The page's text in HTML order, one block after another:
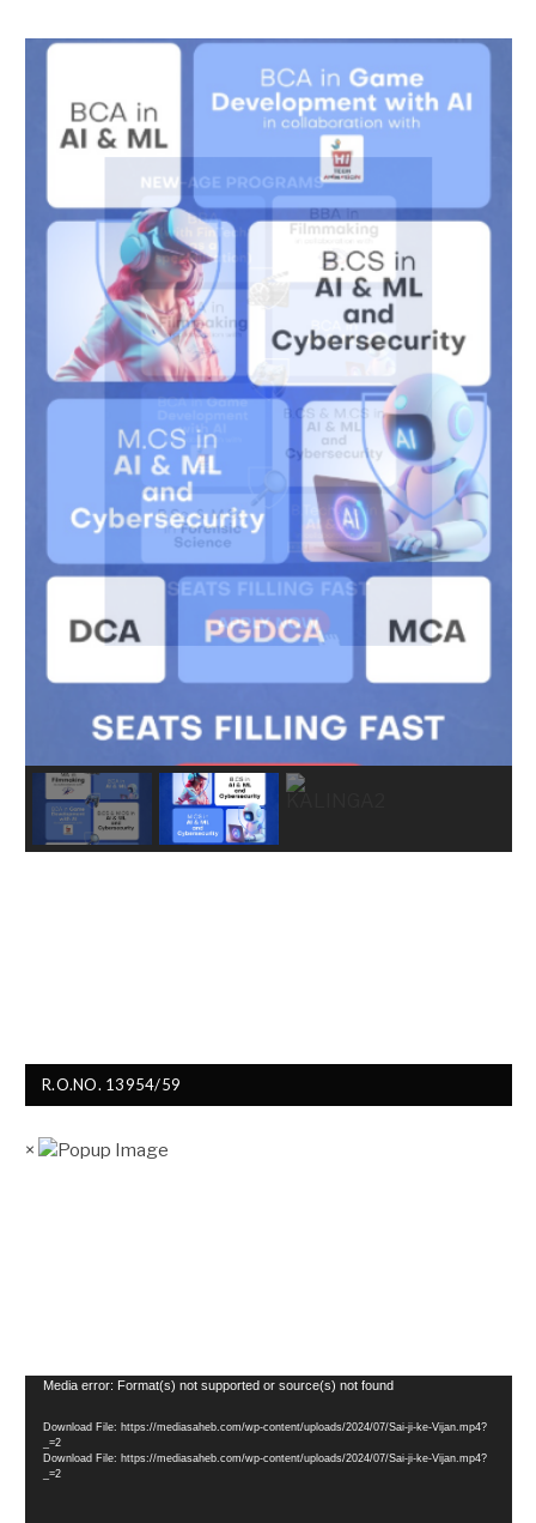
R.O.NO. 13954/59
×
Video
Media error: Format(s) not supported or source(s) not found
Download File: https://mediasaheb.com/wp-content/uploads/2024/07/Sai-ji-ke-Vijan.mp4?
_=2
Download File: https://mediasaheb.com/wp-content/uploads/2024/07/Sai-ji-ke-Vijan.mp4?
_=2